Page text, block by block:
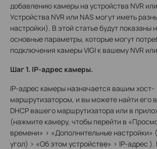
добавлению камеры на устройства NVR
Устройства NVR или NAS могут иметь
настройки). В этой статье будут показаны
основные параметры, которые могут
подключения камеры VIGI к вашему NVR
Шаг 1. IP-адрес камеры.
IP-адрес камеры назначается вашим хост-
маршрутизатором, и вы можете найти его
DHCP вашего маршрутизатора или в
(нажмите камеру, чтобы перейти в
времени» > «Дополнительные настройки»
угол) > «Об этом устройстве» > IP-адрес